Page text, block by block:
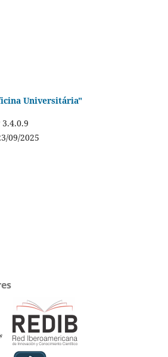
Universitária"
3.4.0.9
09/2025